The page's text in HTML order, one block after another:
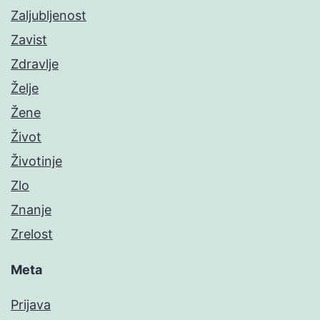
Zaljubljenost
Zavist
Zdravlje
Želje
Žene
Život
Životinje
Zlo
Znanje
Zrelost
Meta
Prijava